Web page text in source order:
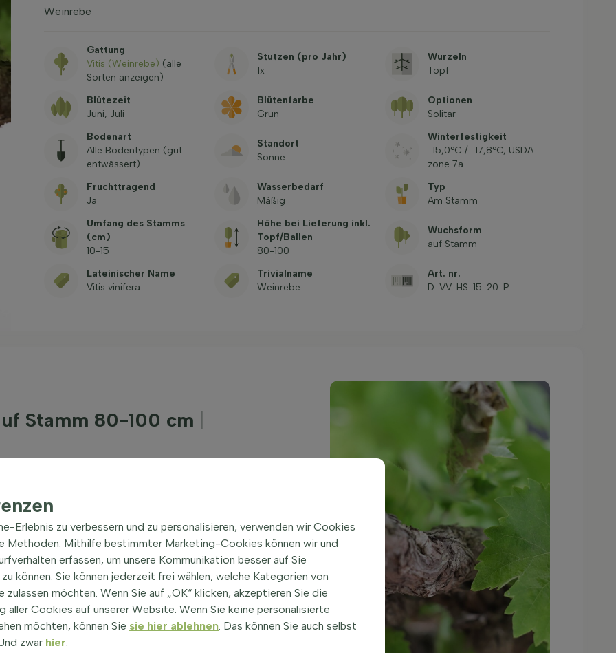
Weinrebe
Gattung
Vitis (Weinrebe) (alle
Sorten anzeigen)
Stutzen (pro Jahr)
1x
Wurzeln
Topf
Blütezeit
Juni, Juli
Blütenfarbe
Grün
Optionen
Solitär
Bodenart
Alle Bodentypen (gut
entwässert)
Standort
Sonne
Winterfestigkeit
-15,0°C / -17,8°C, USDA
zone 7a
Fruchttragend
Ja
Wasserbedarf
Mäßig
Typ
Am Stamm
Umfang des Stamms
(cm)
10-15
Höhe bei Lieferung inkl.
Topf/Ballen
80-100
Wuchsform
auf Stamm
Lateinischer Name
Vitis vinifera
Trivialname
Weinrebe
Art. nr.
D-VV-HS-15-20-P
Stamm 80-100 cm
Weinstock, ist eine Pflanze mit einer langen
Früchte und die Weinherstellung geschätzt
Klimazonen und bietet neben ihren
Bedingungen aus ihren unscheinbaren
Gelb, bevor sie abfallen, was dem Garten einen
Temperaturen bis zu -15,0°C standhalten, was
macht.
Erlebnis zu verbessern und zu personalisieren, verwenden wir Cookies
Methoden. Mithilfe bestimmter Marketing-Cookies können wir und
erfassen, um unsere Kommunikation besser auf Sie
können. Sie können jederzeit frei wählen, welche Kategorien von
zulassen möchten. Wenn Sie auf „OK“ klicken, akzeptieren Sie die
aller Cookies auf unserer Website. Wenn Sie keine personalisierte
möchten, können Sie sie hier ablehnen. Das können Sie auch selbst
zwar hier.